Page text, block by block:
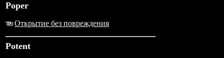
Poper
Открытие без повреждения
Potent